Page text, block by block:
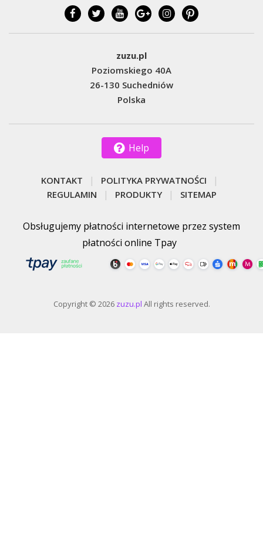
zuzu.pl
Poziomskiego 40A
26-130 Suchedniów
Polska
Help
KONTAKT
POLITYKA PRYWATNOŚCI
REGULAMIN
PRODUKTY SITEMAP
Obsługujemy płatności internetowe przez system
płatności online Tpay
Copyright © 2026 zuzu.pl All rights reserved.